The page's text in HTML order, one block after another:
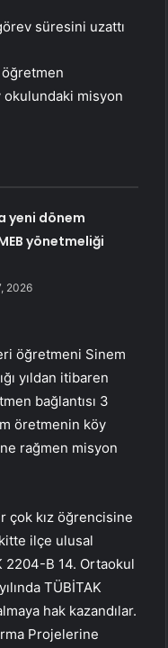
süresini uzattı
öğretmen
misyon
yeni dönem
yönetmeliği
2026
öğretmeni Sinem
yıldan itibaren
bağlantısı 3
öretmenin köy
rağmen misyon
çok kız öğrencisine
ilçe ulusal
2204-B 14. Ortaokul
TÜBİTAK
hak kazandılar.
Projelerine